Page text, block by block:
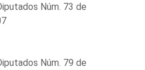
Núm. 73 de
Núm. 79 de